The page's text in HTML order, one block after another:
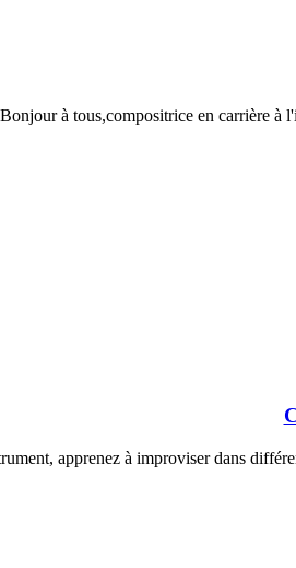
Bonjour à tous,compositrice en carrière à
apprenez à improviser dans